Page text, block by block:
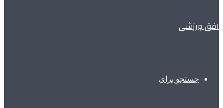
افق ورزشی
جستجو برای